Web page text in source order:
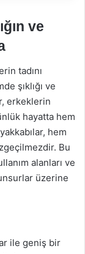
ve
tadını
şıklığı ve
erkeklerin
hayatta hem
hem
Bu
alanları ve
üzerine
ile geniş bir